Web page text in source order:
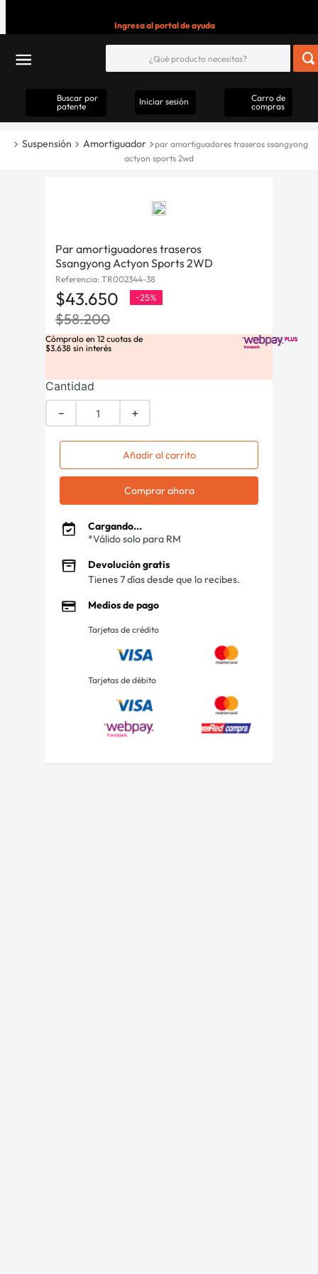
Ingresa al portal de ayuda
Buscar por
patente
Iniciar sesión
Carro de
compras
Suspensión Amortiguador
par amortiguadores traseros ssangyong
actyon sports 2wd
Par amortiguadores traseros
Ssangyong Actyon Sports 2WD
Referencia: TR002344-38
$43.650 -25%
$58.200
Cómpralo en 12 cuotas de
$3.638 sin interés
Cantidad
＋
－
Añadir al carrito
Comprar ahora
Cargando...
*Válido solo para RM
Devolución gratis
Tienes 7 días desde que lo recibes.
Medios de pago
Tarjetas de crédito
Tarjetas de débito